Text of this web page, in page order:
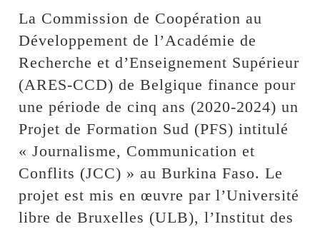
La Commission de Coopération au
Développement de l’Académie de
Recherche et d’Enseignement Supérieur
(ARES-CCD) de Belgique finance pour
une période de cinq ans (2020-2024) un
Projet de Formation Sud (PFS) intitulé
« Journalisme, Communication et
Conflits (JCC) » au Burkina Faso. Le
projet est mis en œuvre par l’Université
libre de Bruxelles (ULB), l’Institut des